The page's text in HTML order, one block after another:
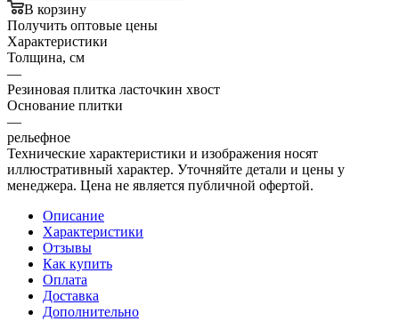
В корзину
Получить оптовые цены
Характеристики
Толщина, см
—
Резиновая плитка ласточкин хвост
Основание плитки
—
рельефное
Технические характеристики и изображения носят
иллюстративный характер. Уточняйте детали и цены у
менеджера. Цена не является публичной офертой.
Описание
Характеристики
Отзывы
Как купить
Оплата
Доставка
Дополнительно